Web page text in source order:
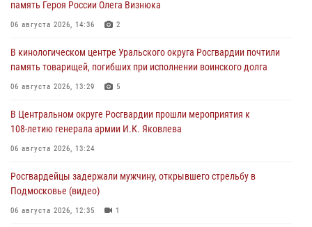
память Героя России Олега Визнюка
06 августа 2026, 14:36 2
В кинологическом центре Уральского округа Росгвардии почтили
память товарищей, погибших при исполнении воинского долга
06 августа 2026, 13:29 5
В Центральном округе Росгвардии прошли мероприятия к
108‑летию генерала армии И.К. Яковлева
06 августа 2026, 13:24
Росгвардейцы задержали мужчину, открывшего стрельбу в
Подмосковье (видео)
06 августа 2026, 12:35 1